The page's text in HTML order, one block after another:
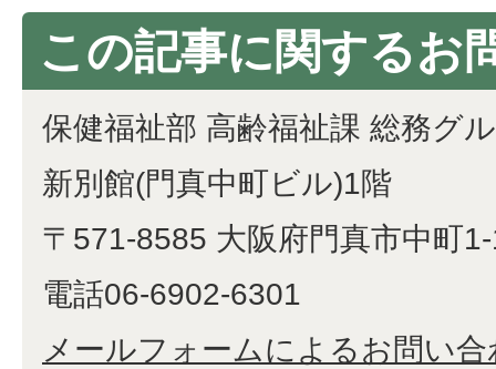
この記事に関するお
保健福祉部 高齢福祉課 総務グ
新別館(門真中町ビル)1階
〒571-8585 大阪府門真市中町
電話06-6902-6301
メールフォームによるお問い合